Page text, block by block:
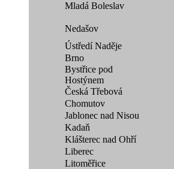
Mladá Boleslav
Nedašov
Ústředí Naděje
Brno
Bystřice pod
Hostýnem
Česká Třebová
Chomutov
Jablonec nad Nisou
Kadaň
Klášterec nad Ohří
Liberec
Litoměřice